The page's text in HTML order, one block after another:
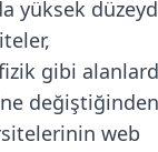
yüksek
gibi
web